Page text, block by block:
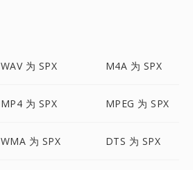
WAV 为 SPX M4A 为 SPX
MP4 为 SPX MPEG 为 SPX
WMA 为 SPX DTS 为 SPX